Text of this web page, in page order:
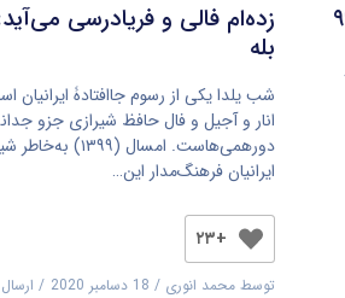
زده‌ام فالی و فریادرسی
بله
شب یلدا یکی از رسوم جاافتادۀ
انار و آجیل و فال حافظ شیرازی جزو
دورهمی‌هاست. امسال
ایرانیان فرهنگ‌مدار این…
+۲۳
توسط محمد انوری 18 دسامبر 2020